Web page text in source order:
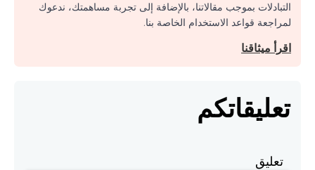
التبادلات بموجب مقالاتنا، بالإضافة إلى تجربة مساهمتك، ندعوك
لمراجعة قواعد الاستخدام الخاصة بنا.
اقرأ ميثاقنا
تعليقاتكم
تعليق